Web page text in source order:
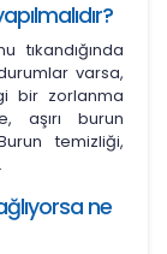
tıkandığında
varsa,
bir zorlanma
aşırı burun
temizliği,
ne